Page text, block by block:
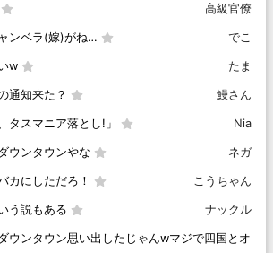
高級官僚
ンベラ(嫁)がね… でこ
w たま
通知来た？ 鰻さん
タスマニア落とし!」 Nia
ウンタウンやな ネガ
カにしただろ！ こうちゃん
う説もある ナックル
ウンタウン思い出したじゃんwマジで四国とオ